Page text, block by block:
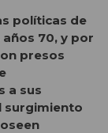
políticas de
70, y por
presos
a sus
surgimiento